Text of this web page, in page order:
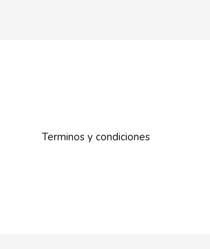
Terminos y condiciones